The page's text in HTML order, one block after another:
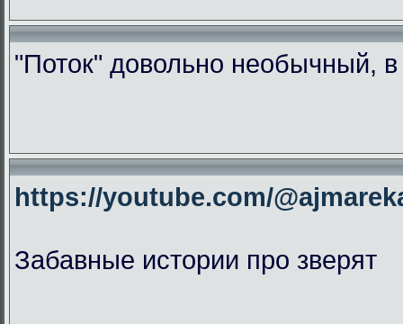
"Поток" довольно необычный,
https://youtube.com/
Забавные истории про зверят